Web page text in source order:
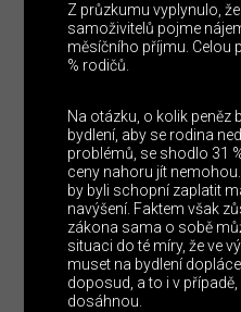
Z průzkumu vyplynulo,
samoživitelů pojme
měsíčního příjmu. Celou
% rodičů.
Na otázku, o kolik peněz
bydlení, aby se rodina
problémů, se shodlo 31
ceny nahoru jít
by byli schopní zaplatit
navýšení. Faktem však
zákona sama o sobě
situaci do té míry, že ve
muset na bydlení
doposud, a to i v
dosáhnou.